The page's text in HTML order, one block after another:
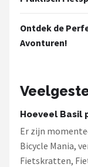
Ontdek de
Avonturen!
Hoeveel Basil
Er zijn
Bicycle Mania,
Fietskratten,